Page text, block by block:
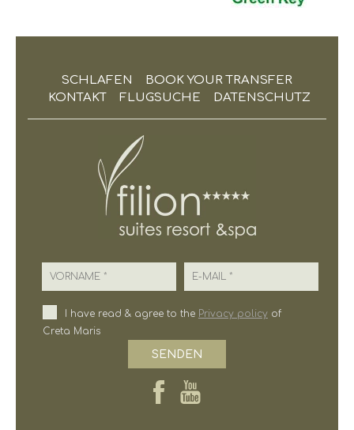
SCHLAFEN
BOOK YOUR TRANSFER
KONTAKT
FLUGSUCHE DATENSCHUTZ
Vorname E-Mail
I have read & agree to the Privacy policyof
Creta Maris
SENDEN